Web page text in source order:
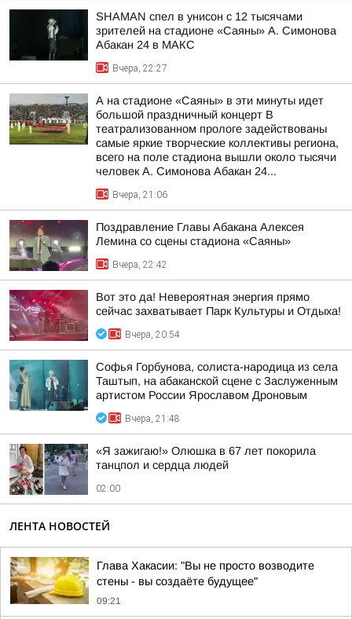
SHAMAN спел в унисон с 12 тысячами
зрителей на стадионе «Саяны» А. Симонова
Абакан 24 в МАКС
Вчера, 22:27
А на стадионе «Саяны» в эти минуты идет
большой праздничный концерт В
театрализованном прологе задействованы
самые яркие творческие коллективы региона,
всего на поле стадиона вышли около тысячи
человек А. Симонова Абакан 24...
Вчера, 21:06
Поздравление Главы Абакана Алексея
Лемина со сцены стадиона «Саяны»
Вчера, 22:42
Вот это да! Невероятная энергия прямо
сейчас захватывает Парк Культуры и Отдыха!
Вчера, 20:54
Софья Горбунова, солиста-народица из села
Таштып, на абаканской сцене с Заслуженным
артистом России Ярославом Дроновым
Вчера, 21:48
«Я зажигаю!» Олюшка в 67 лет покорила
танцпол и сердца людей
02:00
ЛЕНТА НОВОСТЕЙ
Глава Хакасии: "Вы не просто возводите
стены - вы создаёте будущее"
09:21